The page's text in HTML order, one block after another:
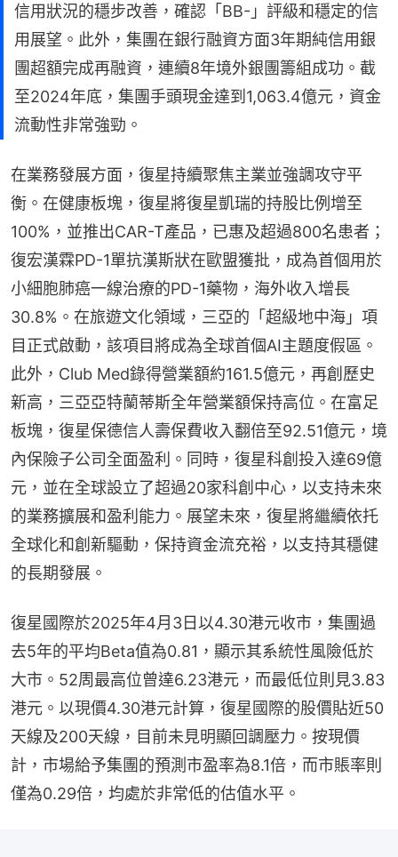
信用狀況的穩步改善，確認「BB-」評級和穩定的信
用展望。此外，集團在銀行融資方面3年期純信用銀
團超額完成再融資，連續8年境外銀團籌組成功。截
至2024年底，集團手頭現金達到1,063.4億元，資金
流動性非常強勁。
在業務發展方面，復星持續聚焦主業並強調攻守平
衡。在健康板塊，復星將復星凱瑞的持股比例增至
100%，並推出CAR-T產品，已惠及超過800名患者；
復宏漢霖PD-1單抗漢斯狀在歐盟獲批，成為首個用於
小細胞肺癌一線治療的PD-1藥物，海外收入增長
30.8%。在旅遊文化領域，三亞的「超級地中海」項
目正式啟動，該項目將成為全球首個AI主題度假區。
此外，Club Med錄得營業額約161.5億元，再創歷史
新高，三亞亞特蘭蒂斯全年營業額保持高位。在富足
板塊，復星保德信人壽保費收入翻倍至92.51億元，境
內保險子公司全面盈利。同時，復星科創投入達69億
元，並在全球設立了超過20家科創中心，以支持未來
的業務擴展和盈利能力。展望未來，復星將繼續依托
全球化和創新驅動，保持資金流充裕，以支持其穩健
的長期發展。
復星國際於2025年4月3日以4.30港元收市，集團過
去5年的平均Beta值為0.81，顯示其系統性風險低於
大市。52周最高位曾達6.23港元，而最低位則見3.83
港元。以現價4.30港元計算，復星國際的股價貼近50
天線及200天線，目前未見明顯回調壓力。按現價
計，市場給予集團的預測市盈率為8.1倍，而市賬率則
僅為0.29倍，均處於非常低的估值水平。